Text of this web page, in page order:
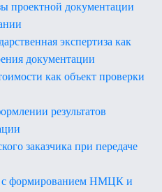
проектной документации
экспертиза как
документации
как объект проверки
результатов
заказчика при передаче
с формированием НМЦК и